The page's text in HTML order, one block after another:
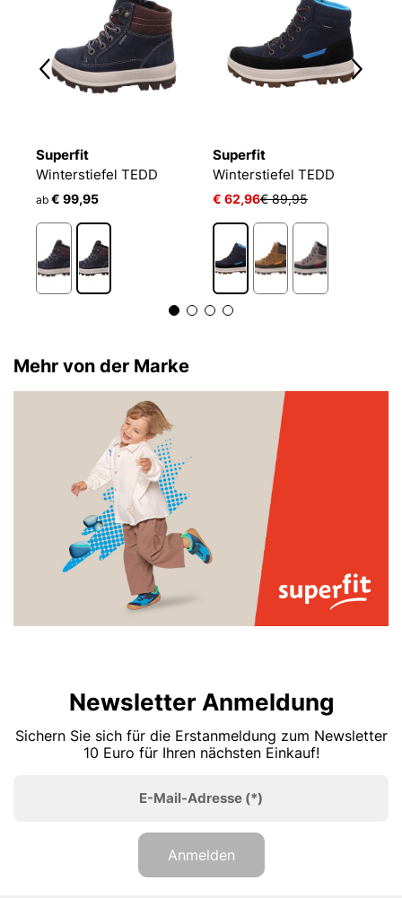
Superfit
Winterstiefel TEDD
ab € 99,95
Superfit
Winterstiefel TEDD
€ 62,96€ 89,95
Mehr von der Marke
Newsletter Anmeldung
Sichern Sie sich für die Erstanmeldung zum Newsletter
10 Euro für Ihren nächsten Einkauf!
E-Mail-Adresse (*)
Anmelden